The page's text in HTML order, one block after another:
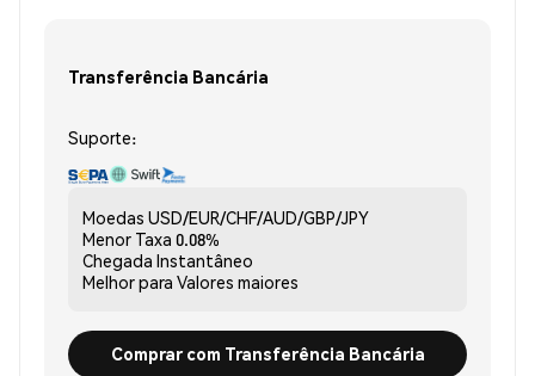
Transferência Bancária
Suporte:
Moedas USD/EUR/CHF/AUD/GBP/JPY
Menor Taxa 0.08%
Chegada Instantâneo
Melhor para Valores maiores
Comprar com Transferência Bancária